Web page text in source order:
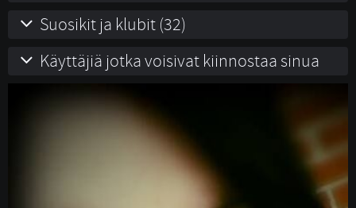
Suosikit ja klubit (32)
Käyttäjiä jotka voisivat kiinnostaa sinua